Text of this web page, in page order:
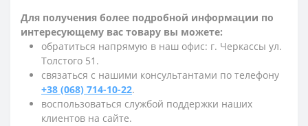
Для получения более подробной информации по
интересующему вас товару вы можете:
обратиться напрямую в наш офис: г. Черкассы ул.
Толстого 51.
связаться с нашими консультантами по телефону
+38 (068) 714-10-22.
воспользоваться службой поддержки наших
клиентов на сайте.